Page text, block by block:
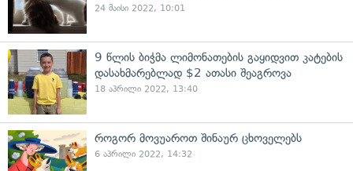
24 მაისი 2022, 10:01
9 წლის ბიჭმა ლიმონათების გაყიდვით კატების
დასახმარებლად $2 ათასი შეაგროვა
18 აპრილი 2022, 13:40
როგორ მოვუაროთ შინაურ ცხოველებს
6 აპრილი 2022, 14:32